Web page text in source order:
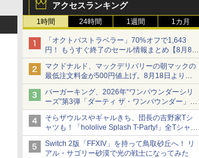
アクセスランキング
1時間 24時間 1週間 1カ月
「オクトパストラベラー」70%オフで1,643
円！ もうすぐ終了のセール情報まとめ【8月8日
更新】
ニンテンドーeショップでは「大神 絶景版」が
67%オフで990円
マクドナルド、マックデリバリーの朝マックの
最低注文料金が500円値上げ。8月18日より
1,500円から受付
バーガーキング、2026年“ワンパウンダーシリ
ーズ”第3弾「ダーティ ザ・ワンパウンダー」を
8月7日発売
「特製ガーリックマヨソース」を使用した超大
型チーズバーガー
そらザウルスやギャルきち、団長の吉野家Tシ
ャツも！「hololive Splash T-Party!」全Tシャツ
ラインナップ公開＆オンライン販売開始
Switch 2版「FFXIV」を持って鳥取砂丘へ！ リ
アル・サゴリー砂漠で光の戦士になってみた